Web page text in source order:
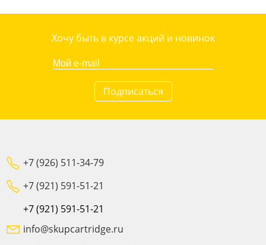
Хочу быть в курсе акций и новинок
Подписаться
+7 (926) 511-34-79
+7 (921) 591-51-21
+7 (921) 591-51-21
info@skupcartridge.ru